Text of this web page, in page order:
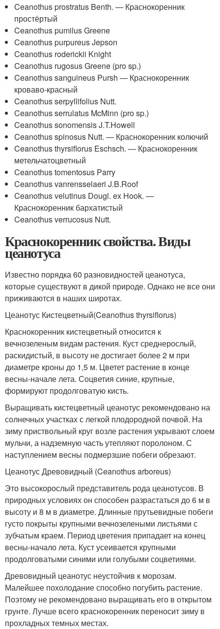
Ceanothus prostratus Benth. — Краснокоренник
простёртый
Ceanothus pumilus Greene
Ceanothus purpureus Jepson
Ceanothus roderickii Knight
Ceanothus rugosus Greene (pro sp.)
Ceanothus sanguineus Pursh — Краснокоренник
кроваво-красный
Ceanothus serpyllifolius Nutt.
Ceanothus serrulatus McMinn (pro sp.)
Ceanothus sonomensis J.T.Howell
Ceanothus spinosus Nutt. — Краснокоренник колючий
Ceanothus thyrsiflorus Eschsch. — Краснокоренник
метельчатоцветный
Ceanothus tomentosus Parry
Ceanothus vanrensselaeri J.B.Roof
Ceanothus velutinus Dougl. ex Hook. —
Краснокоренник бархатистый
Ceanothus verrucosus Nutt.
Краснокоренник свойства. Виды
цеанотуса
Известно порядка 60 разновидностей цеанотуса,
которые существуют в дикой природе. Однако не все они
приживаются в наших широтах.
Цеанотус Кистецветный(Ceanothus thyrsiflorus)
Краснокоренник кистецветный относится к
вечнозеленым видам растения. Куст среднерослый,
раскидистый, в высоту не достигает более 2 м при
диаметре кроны до 1,5 м. Цветет растение в конце
весны-начале лета. Соцветия синие, крупные,
формируют продолговатую кисть.
Выращивать кистецветный цеанотус рекомендовано на
солнечных участках с легкой плодородной почвой. На
зиму приствольный круг возле растения укрывают слоем
мульчи, а надземную часть утепляют поролоном. С
наступлением весны подмерзшие побеги обрезают.
Цеанотус Древовидный (Ceanothus arboreus)
Это высокорослый представитель рода цеанотусов. В
природных условиях он способен разрастаться до 6 м в
высоту и 8 м в диаметре. Длинные прутьевидные побеги
густо покрыты крупными вечнозелеными листьями с
зубчатым краем. Период цветения припадает на конец
весны-начало лета. Куст усеивается крупными
продолговатыми синими или голубыми соцветиями.
Древовидный цеанотус неустойчив к морозам.
Малейшее похолодание способно погубить растение.
Поэтому не рекомендовано выращивать его в открытом
грунте. Лучше всего краснокоренник переносит зиму в
прохладных темных местах.